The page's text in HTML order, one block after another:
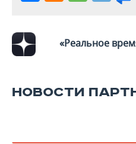
«Реальное
НОВОСТИ